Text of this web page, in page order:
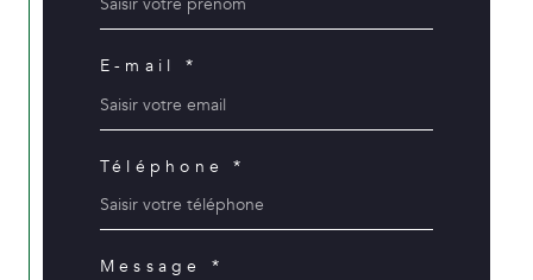
E-mail *
Téléphone *
Message *